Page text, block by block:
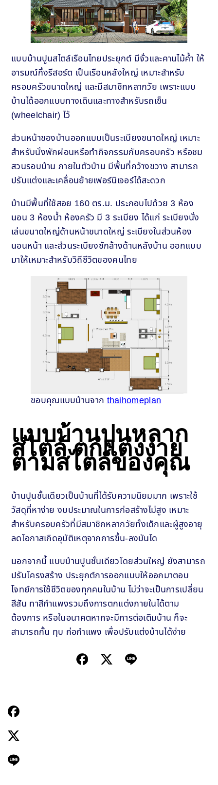
แบบบ้านปูนสไตล์เรือนไทยประยุกต์ มีจั่วและคานไม้ค้ำ ให้
อารมณ์กึ่งรีสอร์ต เป็นเรือนหลังใหญ่ เหมาะสำหรับ
ครอบครัวขนาดใหญ่ และมีสมาชิกหลากวัย เพราะแบบ
บ้านได้ออกแบบทางเดินและทางสำหรับรถเข็น
(wheelchair) ไว้
ส่วนหน้าของบ้านออกแบบเป็นระเบียงขนาดใหญ่ เหมาะ
สำหรับนั่งพักผ่อนหรือทำกิจกรรมกับครอบครัว หรือชม
สวนรอบบ้าน ภายในตัวบ้าน มีพื้นที่กว้างขวาง สามารถ
ปรับแต่งและเคลื่อนย้ายเฟอร์นิเจอร์ได้สะดวก
บ้านมีพื้นที่ใช้สอย 160 ตร.ม. ประกอบไปด้วย 3 ห้อง
นอน 3 ห้องน้ำ ห้องครัว มี 3 ระเบียง ได้แก่ ระเบียงนั่ง
เล่นขนาดใหญ่ด้านหน้าขนาดใหญ่ ระเบียงในส่วนห้อง
นอนหน้า และส่วนระเบียงซักล้างด้านหลังบ้าน ออกแบบ
มาให้เหมาะสำหรับวิถีชีวิตของคนไทย
ขอบคุณแบบบ้านจากthaihomeplan
แบบบ้านปูนหลาก
สไตล์ ตกแต่งง่าย
ตามสไตล์ของคุณ
บ้านปูนชั้นเดียวเป็นบ้านที่ได้รับความนิยมมาก เพราะใช้
วัสดุที่หาง่าย งบประมาณในการก่อสร้างไม่สูง เหมาะ
สำหรับครอบครัวที่มีสมาชิกหลากวัยทั้งเด็กและผู้สูงอายุ
ลดโอกาสเกิดอุบัติเหตุจากการขึ้น-ลงบันได
นอกจากนี้ แบบบ้านปูนชั้นเดียวโดยส่วนใหญ่ ยังสามารถ
ปรับโครงสร้าง ประยุกต์การออกแบบให้ออกมาตอบ
โจทย์การใช้ชีวิตของทุกคนในบ้าน ไม่ว่าจะเป็นการเปลี่ยน
สีสัน ทาสีกำแพงรวมถึงการตกแต่งภายในได้ตาม
ต้องการ หรือในอนาคตหากจะมีการต่อเติมบ้าน ก็จะ
สามารถกั้น ทุบ ก่อกำแพง เพื่อปรับแต่งบ้านได้ง่าย